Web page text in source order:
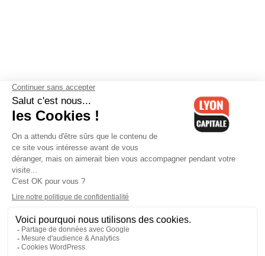
Contactez-nous-Mentions légales-CGV-Politique de
confidentialité-Gestion des cookies